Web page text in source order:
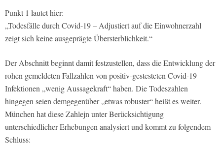
Punkt 1 lautet hier:
„Todesfälle durch Covid-19 – Adjustiert auf die Einwohnerzahl
zeigt sich keine ausgeprägte Übersterblichkeit.“
Der Abschnitt beginnt damit festzustellen, dass die Entwicklung der
rohen gemeldeten Fallzahlen von positiv-gestesteten Covid-19
Infektionen „wenig Aussagekraft“ haben. Die Todeszahlen
hingegen seien demgegenüber „etwas robuster“ heißt es weiter.
München hat diese Zahlejn unter Berücksichtigung
unterschiedlicher Erhebungen analysiert und kommt zu folgendem
Schluss: